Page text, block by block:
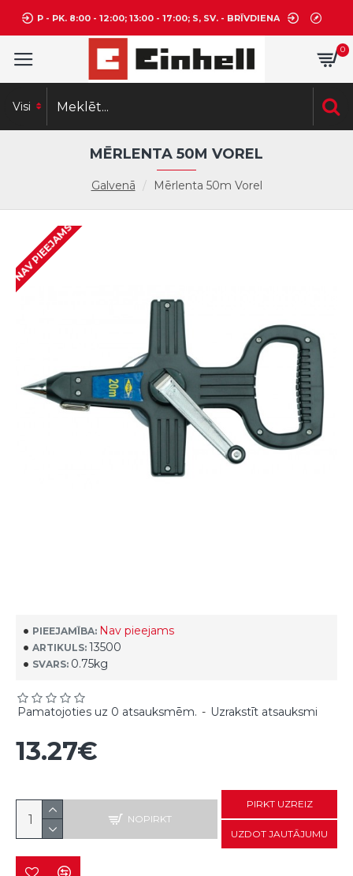
P - PK. 8:00 - 12:00; 13:00 - 17:00; S, SV. - BRĪVDIENA
0
Visi
Galvenā Mērlenta 50m Vorel
MĒRLENTA 50M VOREL
NAV PIEEJAMS
PIEEJAMĪBA: Nav pieejams
ARTIKULS: 13500
SVARS: 0.75kg
Pamatojoties uz 0 atsauksmēm. - Uzrakstīt atsauksmi
13.27€
NOPIRKT
PIRKT UZREIZ
UZDOT JAUTĀJUMU